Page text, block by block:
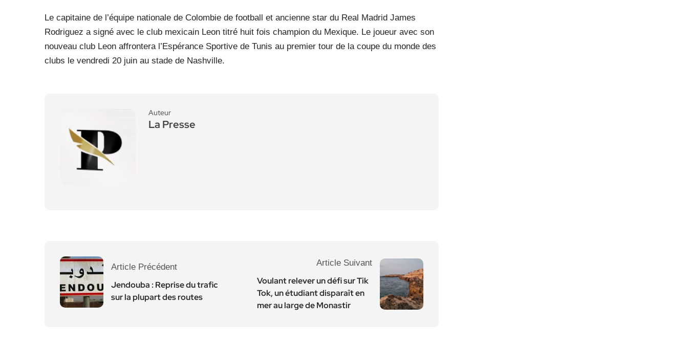
Le capitaine de l’équipe nationale de Colombie de football et ancienne star du Real Madrid James
Rodriguez a signé avec le club mexicain Leon titré huit fois champion du Mexique. Le joueur avec son
nouveau club Leon affrontera l’Espérance Sportive de Tunis au premier tour de la coupe du monde des
clubs le vendredi 20 juin au stade de Nashville.
Auteur
La Presse
Article Précédent
Jendouba : Reprise du trafic
sur la plupart des routes
Article Suivant
Voulant relever un défi sur Tik
Tok, un étudiant disparaît en
mer au large de Monastir